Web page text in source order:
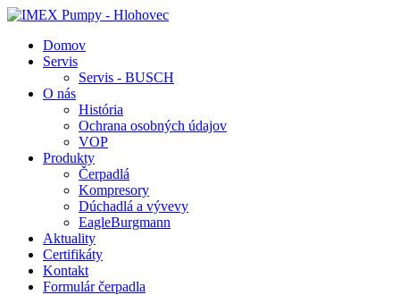
Domov
Servis
Servis - BUSCH
O nás
História
Ochrana osobných údajov
VOP
Produkty
Čerpadlá
Kompresory
Dúchadlá a vývevy
EagleBurgmann
Aktuality
Certifikáty
Kontakt
Formulár čerpadla